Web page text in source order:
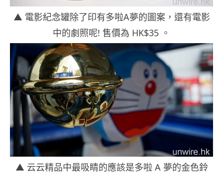
▲ 電影紀念罐除了印有多啦A夢的圖案，還有電影
中的劇照呢! 售價為 HK$35 。
▲ 云云精品中最吸睛的應該是多啦 A 夢的金色鈴